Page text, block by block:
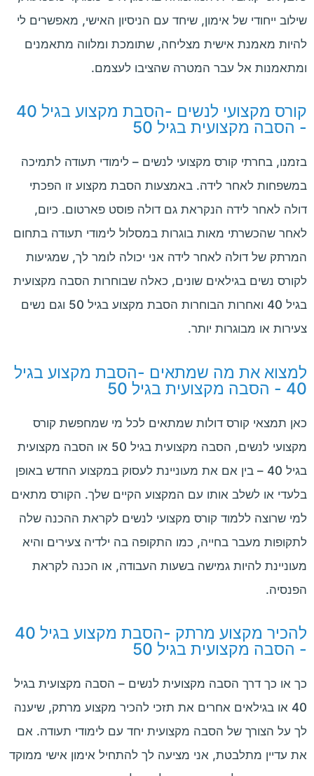
שילוב ייחודי של אימון, שיחד עם הניסיון האישי, מאפשרים לי
להיות מאמנת אישית מצליחה, שתומכת ומלווה מתאמנים
ומתאמנות אל עבר המטרה שהציבו לעצמם.
קורס מקצועי לנשים -הסבת מקצוע בגיל 40
- הסבה מקצועית בגיל 50
בזמנו, בחרתי קורס מקצועי לנשים – לימודי תעודה לתמיכה
במשפחות לאחר לידה. באמצעות הסבת מקצוע זו הפכתי
דולה לאחר לידה הנקראת גם דולה פוסט פארטום. כיום,
לאחר שהכשרתי מאות בוגרות במסלול לימודי תעודה בתחום
המרתק של דולה לאחר לידה אני יכולה לומר לך, שמגיעות
לקורס נשים בגילאים שונים, כאלה שבוחרות הסבה מקצועית
בגיל 40 ואחרות הבוחרות הסבת מקצוע בגיל 50 וגם נשים
צעירות או מבוגרות יותר.
למצוא את מה שמתאים -הסבת מקצוע בגיל
40 - הסבה מקצועית בגיל 50
כאן תמצאי קורס דולות שמתאים לכל מי שמחפשת קורס
מקצועי לנשים, הסבה מקצועית בגיל 50 או
הסבה מקצועית
בגיל 40
– בין אם את מעוניינת לעסוק במקצוע החדש באופן
בלעדי או לשלב אותו עם המקצוע הקיים שלך. הקורס מתאים
למי שרוצה ללמוד קורס מקצועי לנשים לקראת ההכנה שלה
לתקופות מעבר בחייה, כמו התקופה בה ילדיה צעירים והיא
מעוניינת להיות גמישה בשעות העבודה, או הכנה לקראת
הפנסיה.
להכיר מקצוע מרתק -הסבת מקצוע בגיל 40
- הסבה מקצועית בגיל 50
כך או כך דרך הסבה מקצועית לנשים – הסבה מקצועית בגיל
40 או בגילאים אחרים את
תזכי להכיר מקצוע מרתק, שיענה
לך על הצורך של הסבה מקצועית יחד עם לימודי תעודה. אם
את עדיין מתלבטת, אני מציעה לך להתחיל אימון אישי ממוקד